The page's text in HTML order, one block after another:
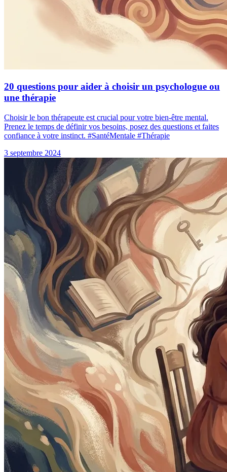
20 questions pour aider à choisir un psychologue ou
une thérapie
Choisir le bon thérapeute est crucial pour votre bien-être mental.
Prenez le temps de définir vos besoins, posez des questions et faites
confiance à votre instinct. #SantéMentale #Thérapie
3 septembre 2024